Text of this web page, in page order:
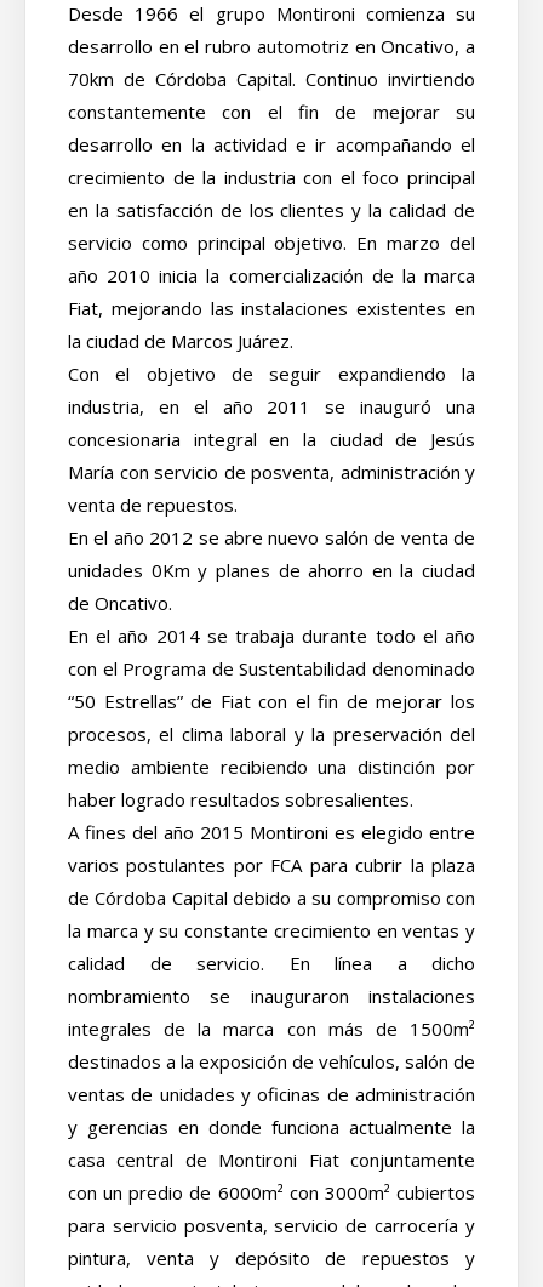
Desde 1966 el grupo Montironi comienza su
desarrollo en el rubro automotriz en Oncativo, a
70km de Córdoba Capital. Continuo invirtiendo
constantemente con el fin de mejorar su
desarrollo en la actividad e ir acompañando el
crecimiento de la industria con el foco principal
en la satisfacción de los clientes y la calidad de
servicio como principal objetivo. En marzo del
año 2010 inicia la comercialización de la marca
Fiat, mejorando las instalaciones existentes en
la ciudad de Marcos Juárez.
Con el objetivo de seguir expandiendo la
industria, en el año 2011 se inauguró una
concesionaria integral en la ciudad de Jesús
María con servicio de posventa, administración y
venta de repuestos.
En el año 2012 se abre nuevo salón de venta de
unidades 0Km y planes de ahorro en la ciudad
de Oncativo.
En el año 2014 se trabaja durante todo el año
con el Programa de Sustentabilidad denominado
“50 Estrellas” de Fiat con el fin de mejorar los
procesos, el clima laboral y la preservación del
medio ambiente recibiendo una distinción por
haber logrado resultados sobresalientes.
A fines del año 2015 Montironi es elegido entre
varios postulantes por FCA para cubrir la plaza
de Córdoba Capital debido a su compromiso con
la marca y su constante crecimiento en ventas y
calidad de servicio. En línea a dicho
nombramiento se inauguraron instalaciones
integrales de la marca con más de 1500m²
destinados a la exposición de vehículos, salón de
ventas de unidades y oficinas de administración
y gerencias en donde funciona actualmente la
casa central de Montironi Fiat conjuntamente
con un predio de 6000m² con 3000m² cubiertos
para servicio posventa, servicio de carrocería y
pintura, venta y depósito de repuestos y